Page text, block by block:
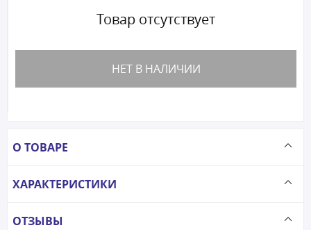
Товар отсутствует
НЕТ В НАЛИЧИИ
О ТОВАРЕ
ХАРАКТЕРИСТИКИ
ОТЗЫВЫ